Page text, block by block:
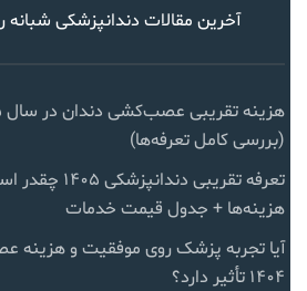
آخرین مقالات دندانپزشکی شبانه
(بررسی کامل تعرفه‌ها)
تعرفه تقریبی
هزینه‌ها + جدول قیمت خدمات
آیا تجربه پزشک روی موفقیت و
۱۴۰۴ تأثیر دارد؟